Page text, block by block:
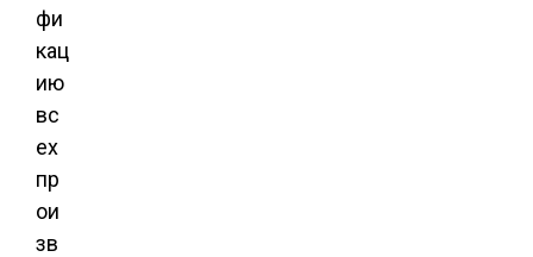
фи
кац
ию
вс
ех
пр
ои
зв